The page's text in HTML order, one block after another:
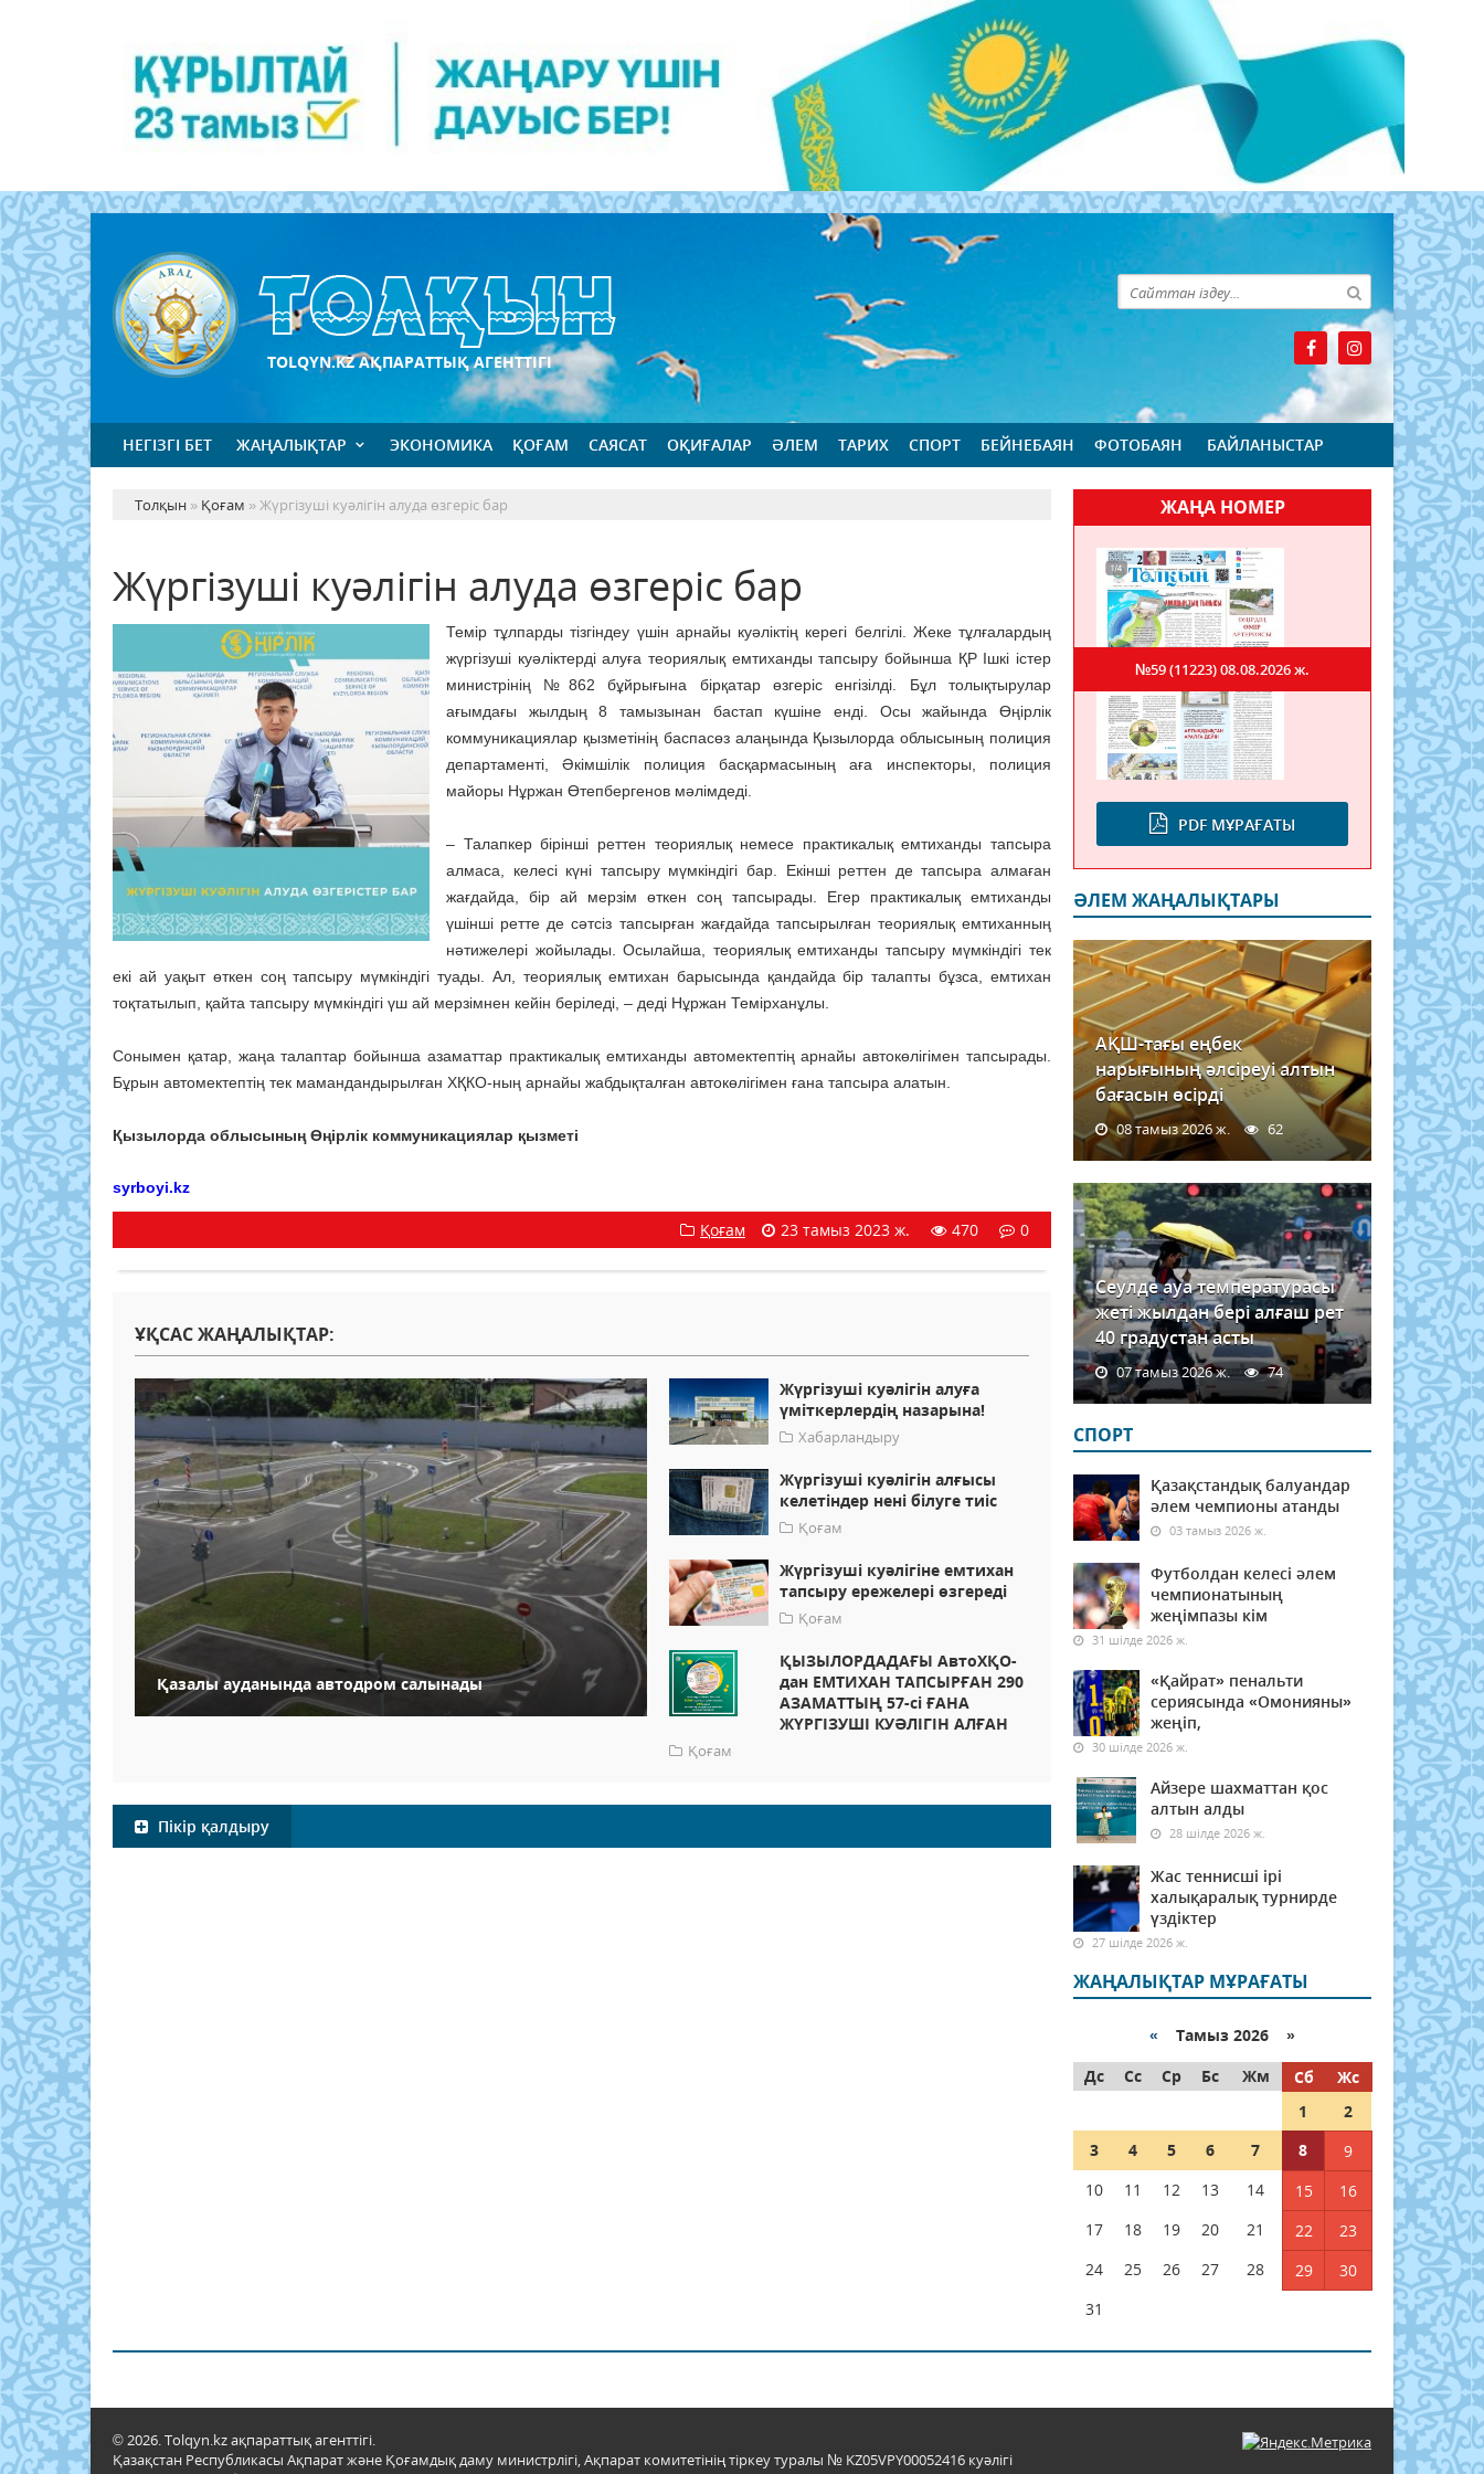
TOLQYN.KZ АҚПАРАТТЫҚ АГЕНТТІГІ
НЕГІЗГІ БЕТ ЖАҢАЛЫҚТАР ЭКОНОМИКА ҚОҒАМ САЯСАТ ОҚИҒАЛАР ӘЛЕМ ТАРИХ СПОРТ БЕЙНЕБАЯН ФОТОБАЯН БАЙЛАНЫСТАР
Толқын » Қоғам » Жүргізуші куәлігін алуда өзгеріс бар
Жүргізуші куәлігін алуда өзгеріс бар
Темір тұлпарды тізгіндеу үшін арнайы куәліктің керегі белгілі. Жеке тұлғалардың
жүргізуші куәліктерді алуға теориялық емтиханды тапсыру бойынша ҚР Ішкі істер
министрінің №862 бұйрығына бірқатар өзгеріс енгізілді. Бұл толықтырулар
ағымдағы жылдың 8 тамызынан бастап күшіне енді. Осы жайында Өңірлік
коммуникациялар қызметінің баспасөз алаңында Қызылорда облысының полиция
департаменті, Әкімшілік полиция басқармасының аға инспекторы, полиция
майоры Нұржан Өтепбергенов мәлімдеді.
– Талапкер бірінші реттен теориялық немесе практикалық емтиханды тапсыра
алмаса, келесі күні тапсыру мүмкіндігі бар. Екінші реттен де тапсыра алмаған
жағдайда, бір ай мерзім өткен соң тапсырады. Егер практикалық емтиханды
үшінші ретте де сәтсіз тапсырған жағдайда тапсырылған теориялық емтиханның
нәтижелері жойылады. Осылайша, теориялық емтиханды тапсыру мүмкіндігі тек
екі ай уақыт өткен соң тапсыру мүмкіндігі туады. Ал, теориялық емтихан барысында қандайда бір талапты бұзса, емтихан
тоқтатылып, қайта тапсыру мүмкіндігі үш ай мерзімнен кейін беріледі, – деді Нұржан Темірханұлы.
Сонымен қатар, жаңа талаптар бойынша азаматтар практикалық емтиханды автомектептің арнайы автокөлігімен тапсырады.
Бұрын автомектептің тек мамандандырылған ХҚКО-ның арнайы жабдықталған автокөлігімен ғана тапсыра алатын.
Қызылорда облысының Өңірлік коммуникациялар қызметі
syrboyi.kz
Қоғам 23 тамыз 2023 ж. 470 0
ҰҚСАС ЖАҢАЛЫҚТАР:
Қазалы ауданында автодром салынады
Жүргізуші куәлігін алуға
үміткерлердің назарына!
Хабарландыру
Жүргізуші куәлігін алғысы
келетіндер нені білуге тиіс
Қоғам
Жүргізуші куәлігіне емтихан
тапсыру ережелері өзгереді
Қоғам
ҚЫЗЫЛОРДАДАҒЫ АвтоХҚО-
дан ЕМТИХАН ТАПСЫРҒАН 290
АЗАМАТТЫҢ 57-сі ҒАНА
ЖҮРГІЗУШІ КУӘЛІГІН АЛҒАН
Қоғам
Пікір қалдыру
ЖАҢА НОМЕР
PDF МҰРАҒАТЫ
№59 (11223)08.08.2026 ж.
ӘЛЕМ ЖАҢАЛЫҚТАРЫ
АҚШ-тағы еңбек
нарығының әлсіреуі алтын
бағасын өсірді
08 тамыз 2026 ж. 62
Сеулде ауа температурасы
жеті жылдан бері алғаш рет
40 градустан асты
07 тамыз 2026 ж. 74
СПОРТ
Қазақстандық балуандар
әлем чемпионы атанды
03 тамыз 2026 ж.
Футболдан келесі әлем
чемпионатының
жеңімпазы кім
31 шілде 2026 ж.
«Қайрат» пенальти
сериясында «Омонияны»
жеңіп,
30 шілде 2026 ж.
Айзере шахматтан қос
алтын алды
28 шілде 2026 ж.
Жас теннисші ірі
халықаралық турнирде
үздіктер
27 шілде 2026 ж.
ЖАҢАЛЫҚТАР МҰРАҒАТЫ
« Тамыз 2026 »
Дс
Сс Ср Бс Жм Сб
Жс
1
2
3
4 5 6 7 8
9
10
11 12 13 14 15
16
17
18 19 20 21 22
23
24
25 26 27 28 29
30
31
© 2026. Tolqyn.kz ақпараттық агенттігі.
Қазақстан Республикасы Ақпарат және Қоғамдық даму министрлігі, Ақпарат комитетінің тіркеу туралы № KZ05VPY00052416 куәлігі